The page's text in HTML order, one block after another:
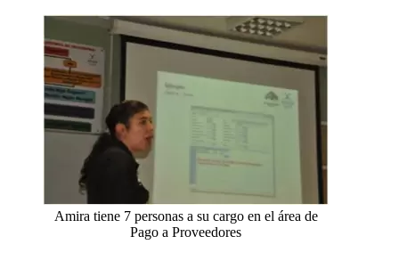
Amira tiene 7 personas a su cargo en el área de
Pago a Proveedores